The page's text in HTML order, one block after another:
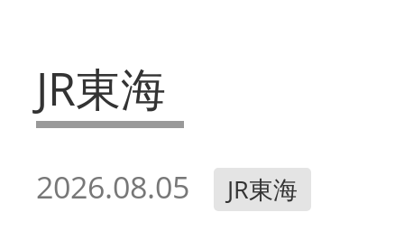
JR東海
2026.08.05 JR東海